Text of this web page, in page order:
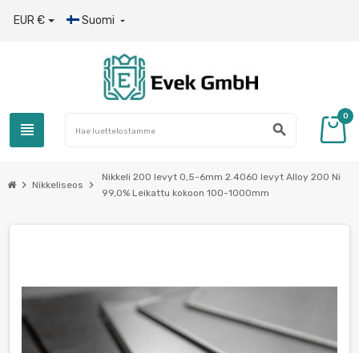
EUR € Suomi 
view_headline search
0
chevron_right Nikkeliseos chevron_right
Nikkeli 200 levyt 0,5-6mm 2.4060 levyt Alloy 200 Ni
99,0% Leikattu kokoon 100-1000mm